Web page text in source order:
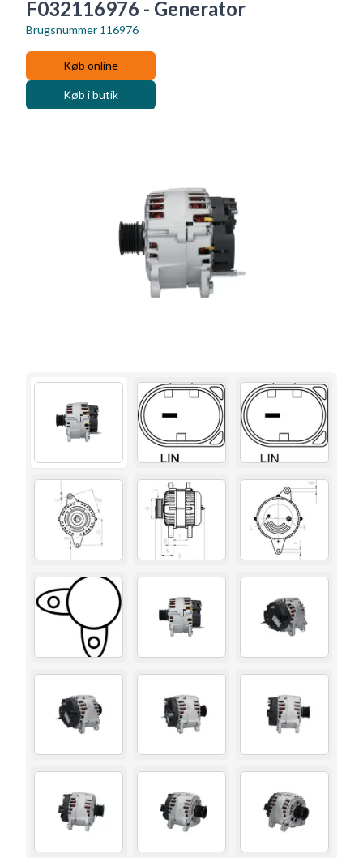
F032116976 - Generator
Brugsnummer 116976
Køb online
Køb i butik